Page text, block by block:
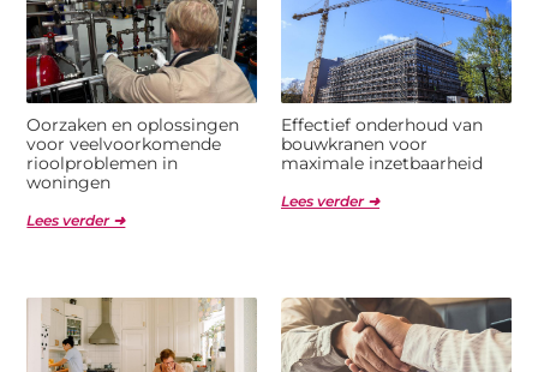
Oorzaken en oplossingen
voor veelvoorkomende
rioolproblemen in
woningen
Lees verder ➜
Effectief onderhoud van
bouwkranen voor
maximale inzetbaarheid
Lees verder ➜